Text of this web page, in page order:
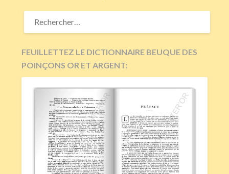
RECHERCHER :
FEUILLETTEZ LE DICTIONNAIRE BEUQUE DES
POINÇONS OR ET ARGENT: